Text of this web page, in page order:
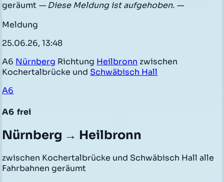
geräumt — Diese Meldung ist aufgehoben. —
Meldung
25.06.26, 13:48
A6 Nürnberg Richtung Heilbronn zwischen
Kochertalbrücke und Schwäbisch Hall
A6
A6 frei
Nürnberg → Heilbronn
zwischen Kochertalbrücke und Schwäbisch Hall alle
Fahrbahnen geräumt